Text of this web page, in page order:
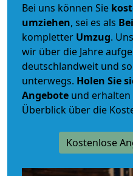
Bei uns können Sie
umziehen, sei es als
kompletter Umzug.
wir über die Jahre
deutschlandweit und
unterwegs. Holen Sie
Angebote und erhalten
Überblick über die
Kostenlose